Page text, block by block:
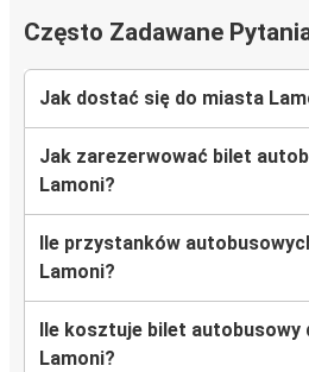
Często Zadawane
Jak dostać się do miasta
Jak zarezerwować bilet
Lamoni?
Ile przystanków
Lamoni?
Ile kosztuje bilet autobusowy
Lamoni?